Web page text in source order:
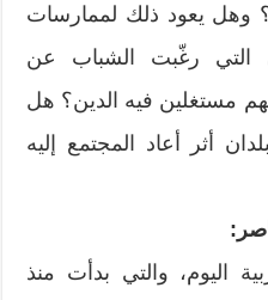
وهل يعود ذلك لممارسات
التي رغّبت الشباب عن
مستغلين فيه الدين؟ هل
أثر أعاد المجتمع إليه
اليوم، والتي بدأت منذ